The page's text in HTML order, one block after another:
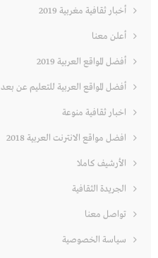
أخبار ثقافية مغربية 2019
أعلن معنا
أفضل المواقع العربية 2019
أفضل المواقع العربية للتعليم عن بعد
اخبار ثقافية منوعة
افضل مواقع الانترنت العربية 2018
الأرشيف كاملا
الجريدة الثقافية
تواصل معنا
سياسة الخصوصية